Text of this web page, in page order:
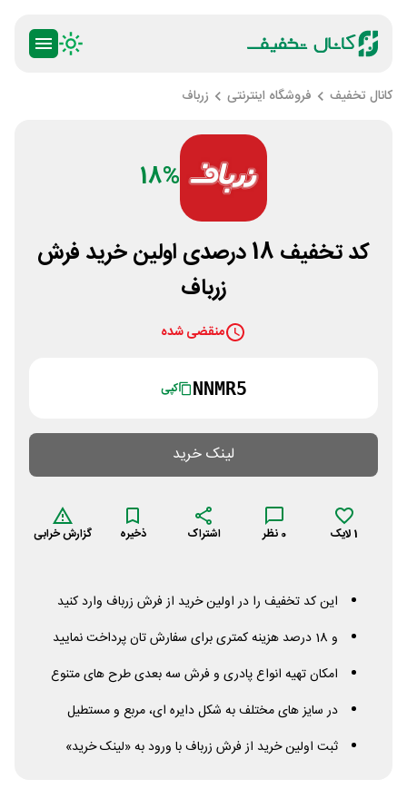
کانال تخفیف فروشگاه اینترنتی زرباف
18%
کد تخفیف 18 درصدی اولین خرید فرش
زرباف
منقضی شده
NNMR5 کپی
لینک خرید
1لایک 0 نظر اشتراک ذخیره گزارش خرابی
این کد تخفیف را در اولین خرید از فرش زرباف وارد کنید
و 18 درصد هزینه کمتری برای سفارش تان پرداخت نمایید
امکان تهیه انواع پادری و فرش سه بعدی طرح های متنوع
در سایز های مختلف به شکل دایره ای، مربع و مستطیل
ثبت اولین خرید از فرش زرباف با ورود به «لینک خرید»